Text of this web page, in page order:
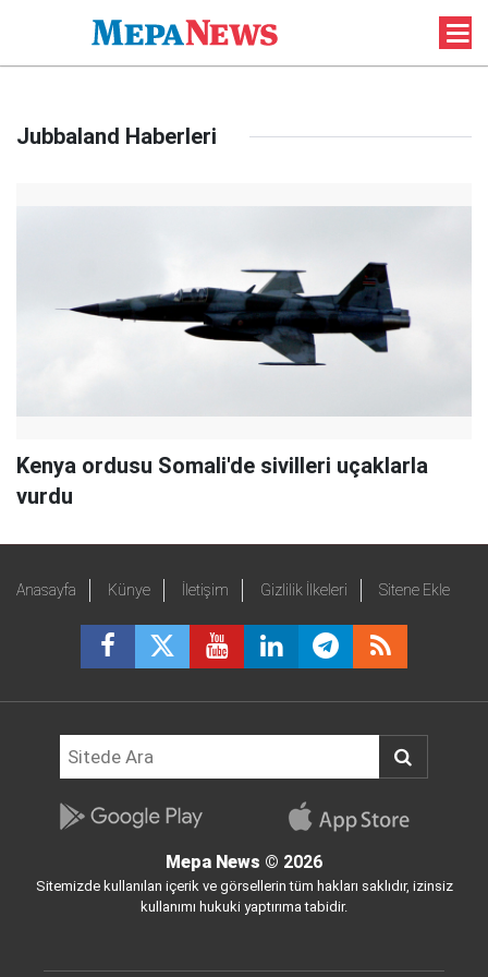
Jubbaland Haberleri
Kenya ordusu Somali'de sivilleri uçaklarla
vurdu
Anasayfa Künye İletişim Gizlilik İlkeleri Sitene Ekle
Mepa News © 2026
Sitemizde kullanılan içerik ve görsellerin tüm hakları saklıdır, izinsiz
kullanımı hukuki yaptırıma tabidir.